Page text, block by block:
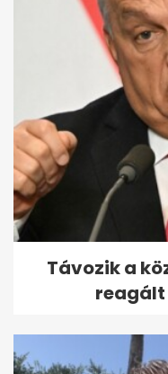
Távozik a
reagált